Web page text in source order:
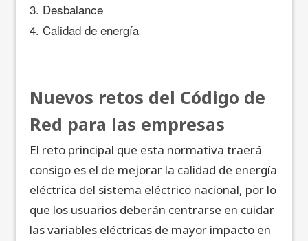
3. Desbalance
4. Calidad de energía
Nuevos retos del Código de
Red para las empresas
El reto principal que esta normativa traerá
consigo es el de mejorar la calidad de energía
eléctrica del sistema eléctrico nacional, por lo
que los usuarios deberán centrarse en cuidar
las variables eléctricas de mayor impacto en